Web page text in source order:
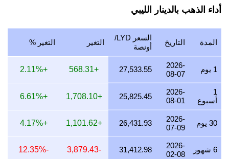
30 يوليو 2026 26,234.51
29 يوليو 2026 25,952.80
625.79
730.08
834.38
28 يوليو 2026 25,868.03
623.74
727.70
831.66
27 يوليو 2026 26,142.86
630.37
735.43
840.49
26 يوليو 2026 25,914.91
624.87
25 يوليو 2026 25,914.91
624.87
729.02
833.16
24 يوليو 2026 26,004.61
627.04
731.54
836.05
23 يوليو 2026 25,967.68
626.15
أداء الذهب بالدينار الليبي
المدة التاريخ
السعر LYD/
أونصة
التغير التغير %
1 يوم
2026-
08-07
27,533.55
+568.31
+2.11%
1
أسبوع
2026-
08-01
25,825.45
+1,708.10
+6.61%
30 يوم
2026-
07-09
26,431.93
+1,101.62
+4.17%
6 شهور
2026-
02-08
31,412.98
-3,879.43
-12.35%